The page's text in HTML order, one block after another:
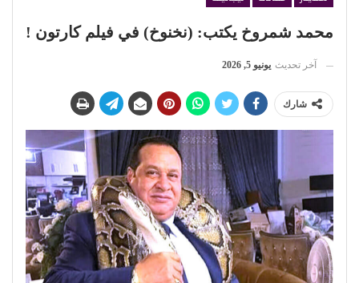
محمد شمروخ يكتب: (نخنوخ) في فيلم كارتون !
آخر تحديث يونيو 5, 2026
شارك